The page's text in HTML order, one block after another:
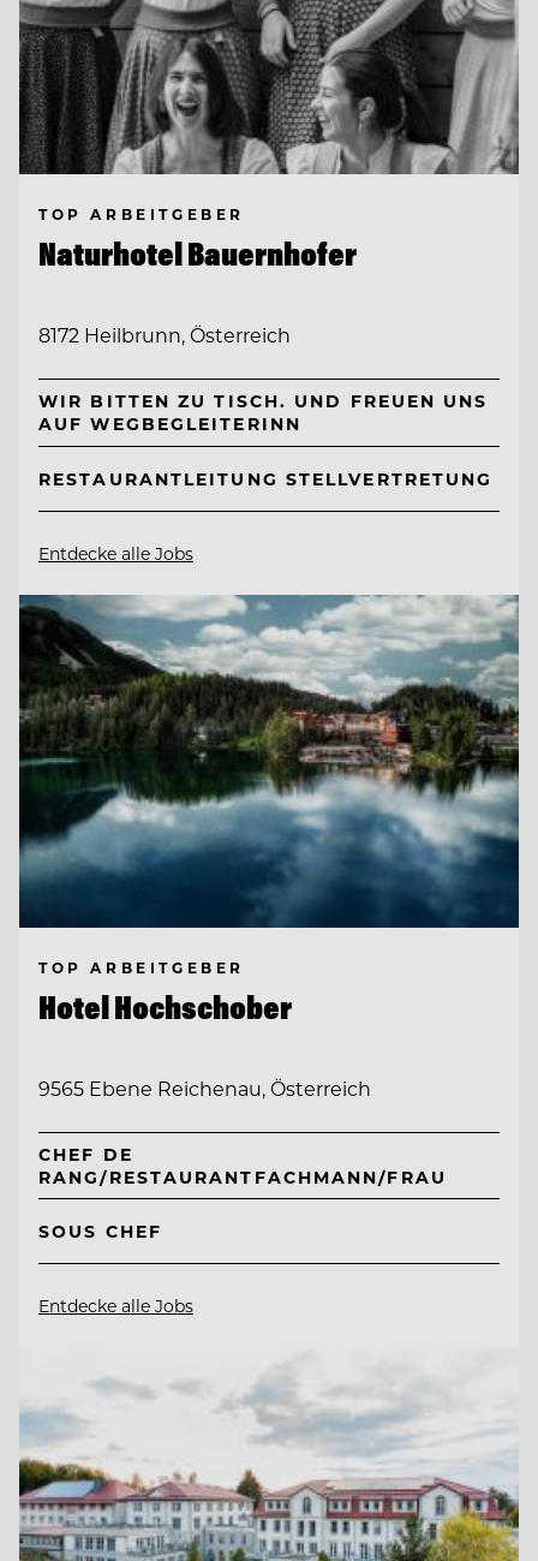
TOP ARBEITGEBER
Naturhotel Bauernhofer
8172 Heilbrunn, Österreich
WIR BITTEN ZU TISCH. UND FREUEN UNS
AUF WEGBEGLEITERINN
RESTAURANTLEITUNG STELLVERTRETUNG
Entdecke alle Jobs
TOP ARBEITGEBER
Hotel Hochschober
9565 Ebene Reichenau, Österreich
CHEF DE
RANG/RESTAURANTFACHMANN/FRAU
SOUS CHEF
Entdecke alle Jobs